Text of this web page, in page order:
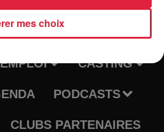
CASTING
PODCASTS
CLUBS PARTENAIRES
mes choix